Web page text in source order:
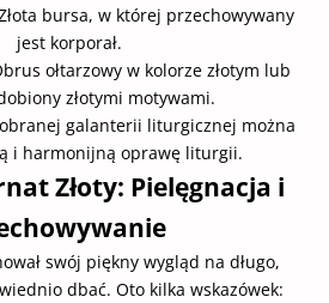
bursa, w której przechowywany
jest korporał.
ołtarzowy w kolorze złotym lub
złotymi motywami.
galanterii liturgicznej można
i harmonijną oprawę liturgii.
Złoty: Pielęgnacja i
swój piękny wygląd na długo,
dbać. Oto kilka wskazówek: